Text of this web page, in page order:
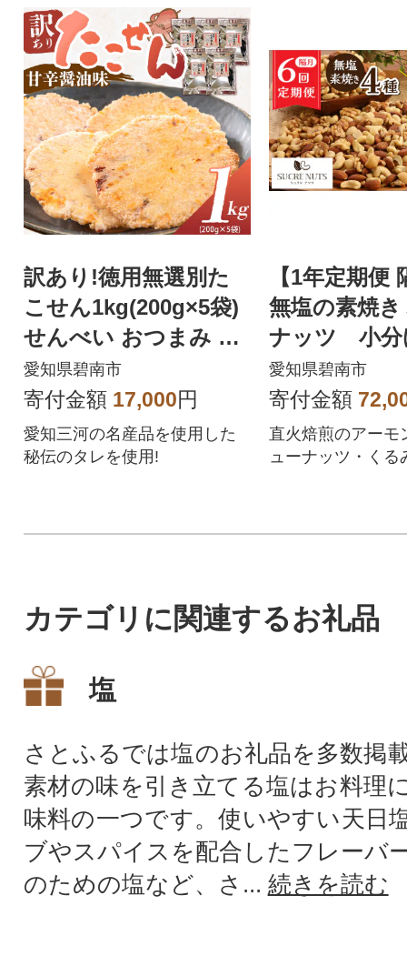
訳あり!徳用無選別た
こせん1kg(200g×5袋)
せんべい おつまみ 海
鮮 乾物 H011-136
愛知県碧南市
寄付金額 17,000円
愛知三河の名産品を使用した
秘伝のタレを使用!
【1年定期便
無塩の素焼
ナッツ 小分
(計1㎏)
愛知県碧南市
寄付金額
直火焙煎のアーモ
ューナッツ・くる
カテゴリに関連するお礼品
塩
さとふるでは塩のお礼品を多数掲
素材の味を引き立てる塩はお料理
味料の一つです。使いやすい天日
ブやスパイスを配合したフレーバ
のための塩など、さ... 続きを読む